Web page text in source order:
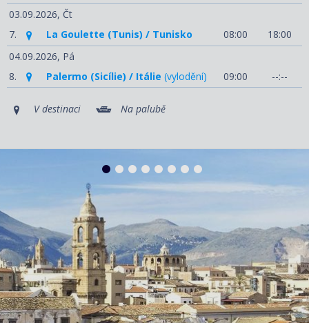
03.09.2026, Čt
7.
La Goulette (Tunis) / Tunisko 08:00
18:00
04.09.2026, Pá
8.
Palermo (Sicílie) / Itálie (vylodění) 09:00 --:--
V destinaci Na palubě